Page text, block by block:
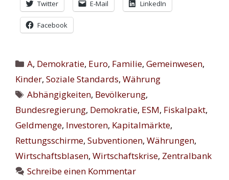
Twitter E-Mail LinkedIn
Facebook
Kategorien
A, Demokratie, Euro, Familie,Gemeinwesen,
Kinder, Soziale Standards, Währung
Schlagwörter
Abhängigkeiten, Bevölkerung,
Bundesregierung, Demokratie, ESM, Fiskalpakt,
Geldmenge, Investoren, Kapitalmärkte,
Rettungsschirme, Subventionen, Währungen,
Wirtschaftsblasen, Wirtschaftskrise, Zentralbank
Schreibe einen Kommentar